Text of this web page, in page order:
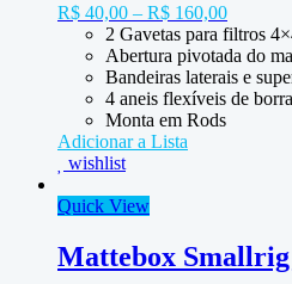
R$ 40,00 – R$ 160,00
2 Gavetas para filtros
Abertura pivotada do
Bandeiras laterais e
4 aneis flexíveis de
Monta em Rods
Adicionar a Lista
wishlist
Quick View
Mattebox